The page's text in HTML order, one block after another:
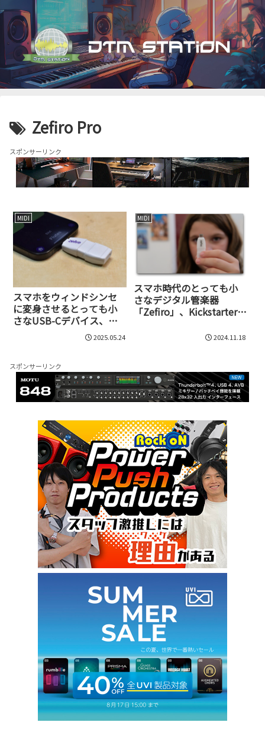
Zefiro Pro
スポンサーリンク
MIDI
スマホをウィンドシンセ
に変身させるとっても小
さなUSB-Cデバイス、
zefiroが国内販売を開始
2025.05.24
MIDI
スマホ時代のとっても小
さなデジタル管楽器
「Zefiro」、Kickstarterで
2024.11.18
スポンサーリンク